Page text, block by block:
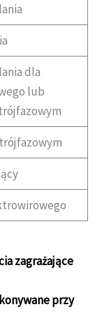
dla
lub
zagrażające
przy